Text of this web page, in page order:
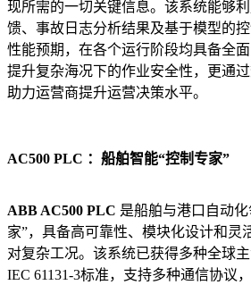
现所需的一切关键信息。该系统能够
馈、事故日志分析结果及基于模型的
性能预期，在各个运行阶段均具备全
提升复杂海况下的作业安全性，更通过
助力运营商提升运营决策水平。
AC500 PLC ：船舶智能“控制专家”
ABB AC500 PLC 是船舶与港口自动
家”，具备高可靠性、模块化设计和灵
对复杂工况。该系统已获得多种全球
IEC 61131-3标准，支持多种通信协议